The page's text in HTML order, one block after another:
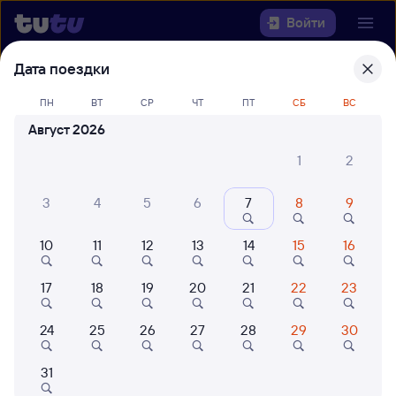
Войти
билеты Анзёби — Тында
22 года работаем для вас
Куда
Когда
Кто едет
Дата поездки
ПН ВТ СР ЧТ ПТ СБ ВС
Август 2026
1
2
3 4 5 6 7 8 9
10 11 12 13 14 15 16
17 18 19 20 21 22 23
24 25 26 27 28 29 30
31